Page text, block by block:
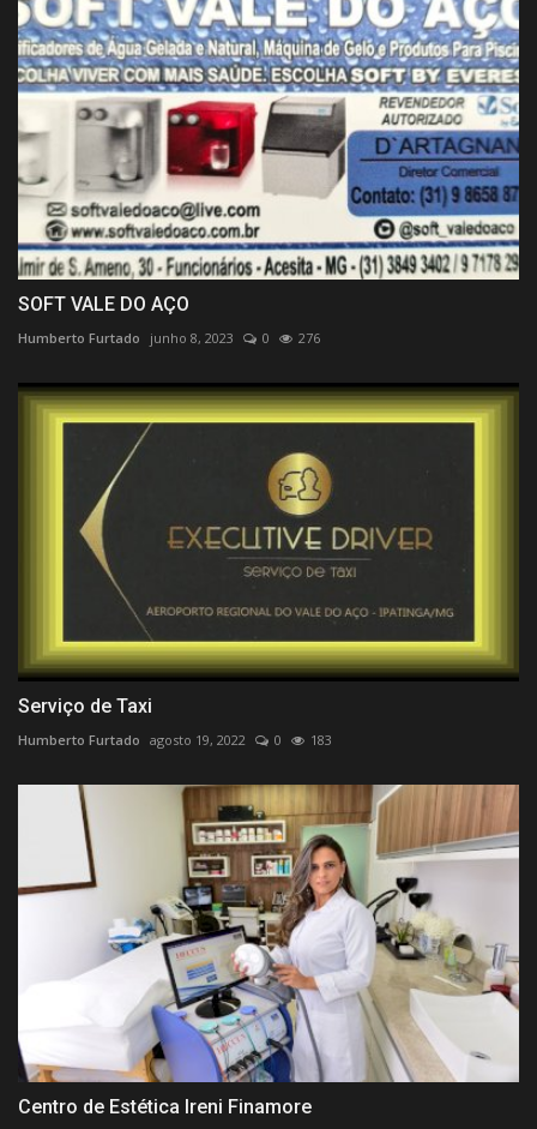
SOFT VALE DO AÇO
Humberto Furtado junho 8, 2023 0 276
Serviço de Taxi
Humberto Furtado agosto 19, 2022 0 183
Centro de Estética Ireni Finamore